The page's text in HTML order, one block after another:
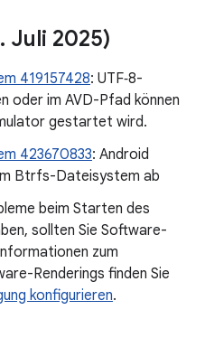
. Juli 2025)
419157428: UTF‑8-
oder im AVD-Pfad können
gestartet wird.
423670833: Android
Btrfs-Dateisystem ab
beim Starten des
sollten Sie Software-
zum
Renderings finden Sie
konfigurieren.